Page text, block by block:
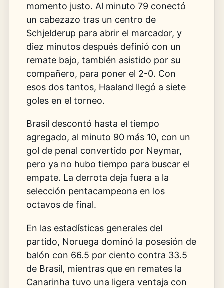
momento justo. Al minuto 79 conectó
un cabezazo tras un centro de
Schjelderup para abrir el marcador, y
diez minutos después definió con un
remate bajo, también asistido por su
compañero, para poner el 2-0. Con
esos dos tantos, Haaland llegó a siete
goles en el torneo.
Brasil descontó hasta el tiempo
agregado, al minuto 90 más 10, con un
gol de penal convertido por Neymar,
pero ya no hubo tiempo para buscar el
empate. La derrota deja fuera a la
selección pentacampeona en los
octavos de final.
En las estadísticas generales del
partido, Noruega dominó la posesión de
balón con 66.5 por ciento contra 33.5
de Brasil, mientras que en remates la
Canarinha tuvo una ligera ventaja con